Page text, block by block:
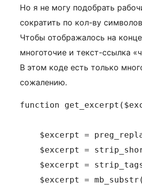
Но я не могу подобрать
сократить по кол-ву
Чтобы отображалось на
многоточие и текст-ссылка
В этом коде есть только
сожалению.
function
$excerpt =
$excerpt =
$excerpt =
$excerpt =